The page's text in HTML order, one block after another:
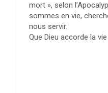
mort », selon
sommes en vie,
nous servir.
Que Dieu accorde la